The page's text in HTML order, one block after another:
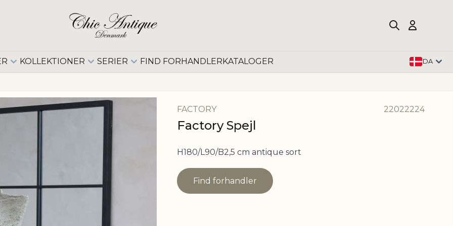
KOLLEKTIONER SERIER FIND FORHANDLERKATALOGER DA
FACTORY 22022224
Factory Spejl
H180/L90/B2,5 cm antique sort
Find forhandler